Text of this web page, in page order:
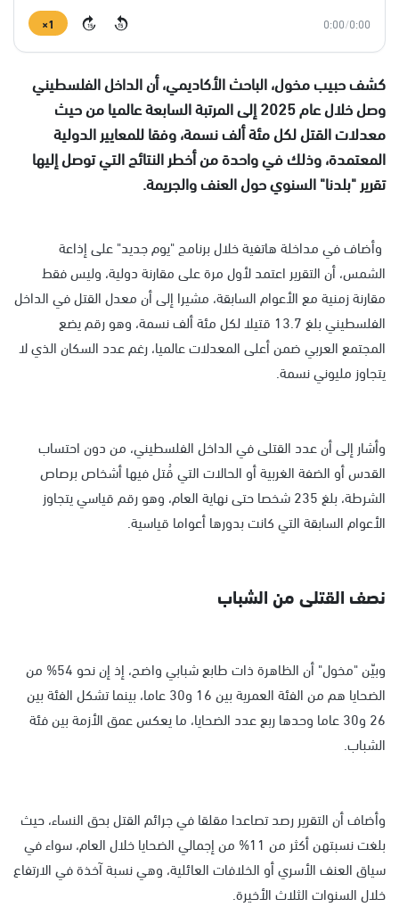
0:00
/
0:00
15
15
1×
كشف حبيب مخول، الباحث الأكاديمي، أن الداخل الفلسطيني
وصل خلال عام 2025 إلى المرتبة السابعة عالميا من حيث
معدلات القتل لكل مئة ألف نسمة، وفقا للمعايير الدولية
المعتمدة، وذلك في واحدة من أخطر النتائج التي توصل إليها
تقرير "بلدنا" السنوي حول العنف والجريمة.
وأضاف في مداخلة هاتفية خلال برنامج "يوم جديد" على إذاعة
الشمس، أن التقرير اعتمد لأول مرة على مقارنة دولية، وليس فقط
مقارنة زمنية مع الأعوام السابقة، مشيرا إلى أن معدل القتل في الداخل
الفلسطيني بلغ 13.7 قتيلا لكل مئة ألف نسمة، وهو رقم يضع
المجتمع العربي ضمن أعلى المعدلات عالميا، رغم عدد السكان الذي لا
يتجاوز مليوني نسمة.
وأشار إلى أن عدد القتلى في الداخل الفلسطيني، من دون احتساب
القدس أو الضفة الغربية أو الحالات التي قُتل فيها أشخاص برصاص
الشرطة، بلغ 235 شخصا حتى نهاية العام، وهو رقم قياسي يتجاوز
الأعوام السابقة التي كانت بدورها أعواما قياسية.
نصف القتلى من الشباب
وبيّن "مخول" أن الظاهرة ذات طابع شبابي واضح، إذ إن نحو 54% من
الضحايا هم من الفئة العمرية بين 16 و30 عاما، بينما تشكل الفئة بين
26 و30 عاما وحدها ربع عدد الضحايا، ما يعكس عمق الأزمة بين فئة
الشباب.
وأضاف أن التقرير رصد تصاعدا مقلقا في جرائم القتل بحق النساء، حيث
بلغت نسبتهن أكثر من 11% من إجمالي الضحايا خلال العام، سواء في
سياق العنف الأسري أو الخلافات العائلية، وهي نسبة آخذة في الارتفاع
خلال السنوات الثلاث الأخيرة.